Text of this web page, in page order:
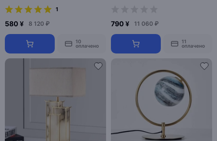
1
580 ¥ 8 120 ₽
10
оплачено
790 ¥ 11 060 ₽
11
оплачено